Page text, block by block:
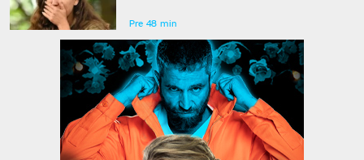
Pre 48 min